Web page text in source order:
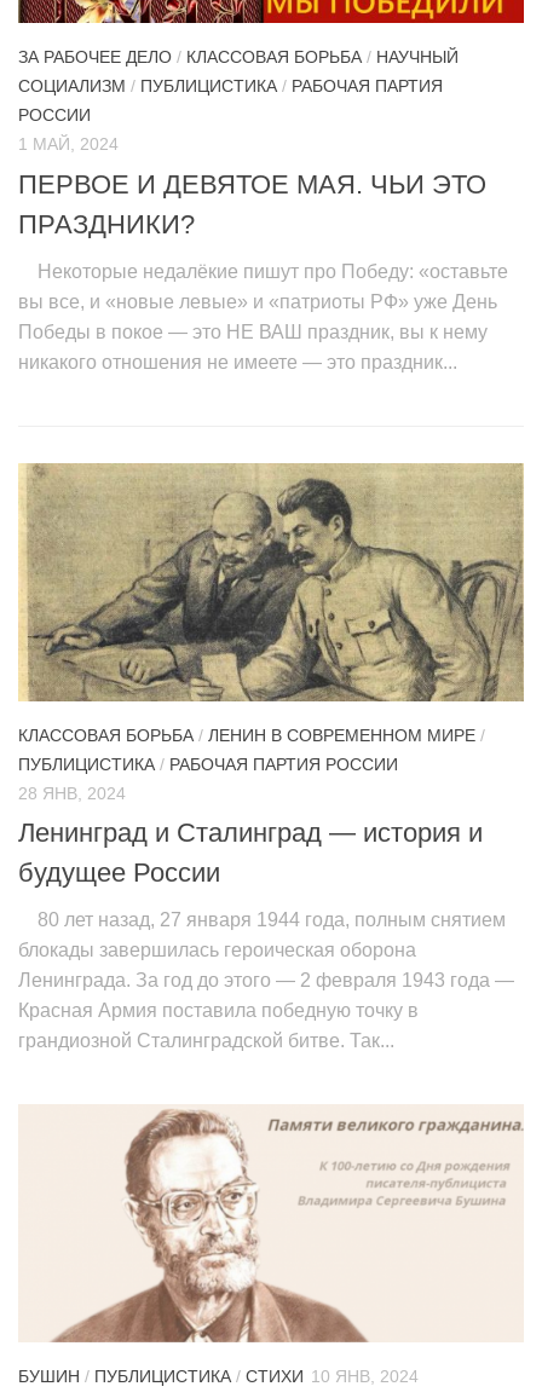
ЗА РАБОЧЕЕ ДЕЛО / КЛАССОВАЯ БОРЬБА/ НАУЧНЫЙ
СОЦИАЛИЗМ / ПУБЛИЦИСТИКА/ РАБОЧАЯ ПАРТИЯ
РОССИИ
1 МАЙ, 2024
ПЕРВОЕ И ДЕВЯТОЕ МАЯ. ЧЬИ ЭТО
ПРАЗДНИКИ?
Некоторые недалёкие пишут про Победу: «оставьте
вы все, и «новые левые» и «патриоты РФ» уже День
Победы в покое — это НЕ ВАШ праздник, вы к нему
никакого отношения не имеете — это праздник...
КЛАССОВАЯ БОРЬБА / ЛЕНИН В СОВРЕМЕННОМ МИРЕ /
ПУБЛИЦИСТИКА / РАБОЧАЯ ПАРТИЯ РОССИИ
28 ЯНВ, 2024
Ленинград и Сталинград — история и
будущее России
80 лет назад, 27 января 1944 года, полным снятием
блокады завершилась героическая оборона
Ленинграда. За год до этого — 2 февраля 1943 года —
Красная Армия поставила победную точку в
грандиозной Сталинградской битве. Так...
БУШИН / ПУБЛИЦИСТИКА / СТИХИ 10 ЯНВ, 2024